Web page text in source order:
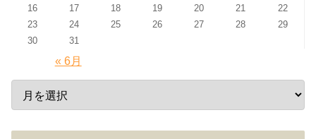
16
17 18 19 20 21
22
23
24 25 26 27 28
29
30
31
« 6月